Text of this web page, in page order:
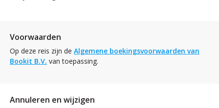
Voorwaarden
Op deze reis zijn de Algemene boekingsvoorwaarden van
Bookit B.V. van toepassing.
Annuleren en wijzigen